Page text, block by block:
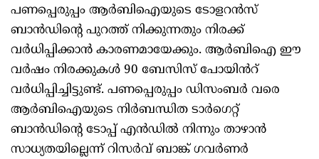
പണപ്പെരുപ്പം ആർബിഐയുടെ ടോളറൻസ്
ബാൻഡിന്റെ പുറത്ത് നിക്കുന്നതും നിരക്ക്
വർധിപ്പിക്കാൻ കാരണമായേക്കും. ആർബിഐ ഈ
വർഷം നിരക്കുകൾ 90 ബേസിസ് പോയിൻറ്
വർധിപ്പിച്ചിട്ടുണ്ട്. പണപ്പെരുപ്പം ഡിസംബർ വരെ
ആർബിഐയുടെ നിർബന്ധിത ടാർഗെറ്റ്
ബാൻഡിന്റെ ടോപ്പ് എൻഡിൽ നിന്നും താഴാൻ
സാധ്യതയില്ലെന്ന് റിസർവ് ബാങ്ക് ഗവർണർ